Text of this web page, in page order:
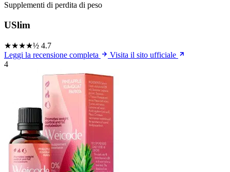
Supplementi di perdita di peso
USlim
★★★★½ 4.7
Leggi la recensione completa
Visita il sito ufficiale
4